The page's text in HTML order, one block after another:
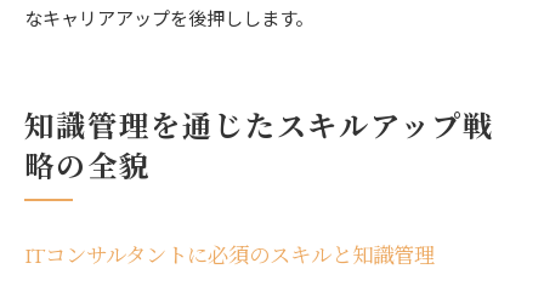
なキャリアアップを後押しします。
知識管理を通じたスキルアップ戦
略の全貌
ITコンサルタントに必須のスキルと知識管理